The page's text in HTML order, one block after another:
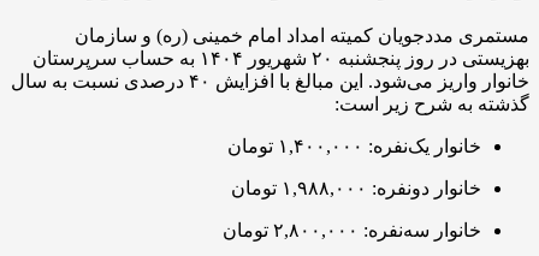
مستمری مددجویان کمیته امداد امام خمینی (ره) و سازمان
بهزیستی در روز پنجشنبه ۲۰ شهریور ۱۴۰۴ به حساب سرپرستان
خانوار واریز می‌شود. این مبالغ با افزایش ۴۰ درصدی نسبت به سال
گذشته به شرح زیر است:
خانوار یک‌نفره: ۱,۴۰۰,۰۰۰ تومان
خانوار دو‌نفره: ۱,۹۸۸,۰۰۰ تومان
خانوار سه‌نفره: ۲,۸۰۰,۰۰۰ تومان